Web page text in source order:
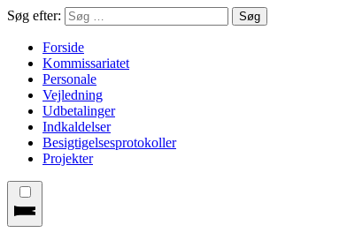
Søg efter:
Forside
Kommissariatet
Personale
Vejledning
Udbetalinger
Indkaldelser
Besigtigelsesprotokoller
Projekter